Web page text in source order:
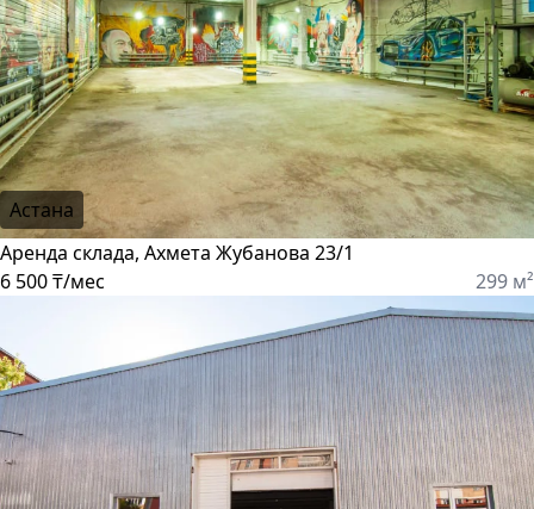
Астана
Аренда склада, Ахмета Жубанова 23/1
6 500 ₸/мес
299 м²